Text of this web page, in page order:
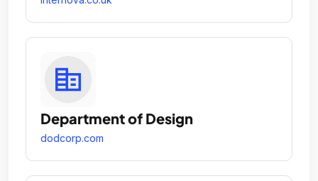
Department of Design
dodcorp.com